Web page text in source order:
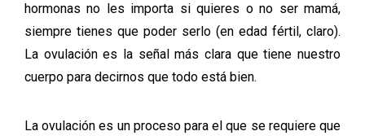
hormonas no les importa si quieres o no ser mamá,
siempre tienes que poder serlo (en edad fértil, claro).
La ovulación es la señal más clara que tiene nuestro
cuerpo para decirnos que todo está bien.
La ovulación es un proceso para el que se requiere que